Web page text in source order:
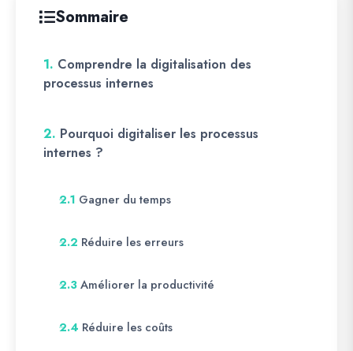
Sommaire
1. Comprendre la digitalisation des
processus internes
2. Pourquoi digitaliser les processus
internes ?
2.1 Gagner du temps
2.2 Réduire les erreurs
2.3 Améliorer la productivité
2.4 Réduire les coûts